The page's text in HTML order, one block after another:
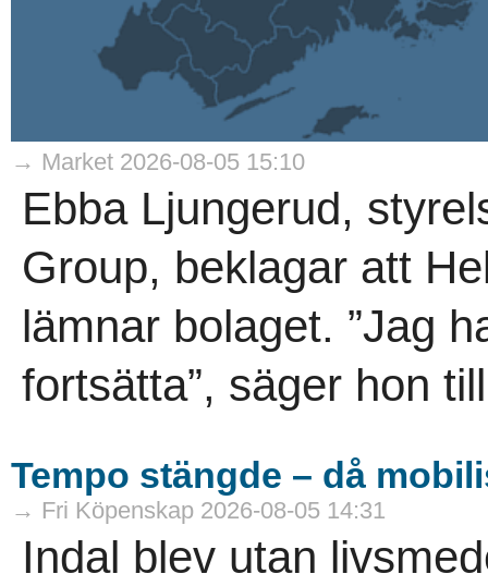
→ Market 2026-08-05 15:10
Ebba Ljungerud,
Group, beklagar att
lämnar bolaget. ”Jag
fortsätta”, säger hon
Tempo stängde – då
→ Fri Köpenskap 2026-08-05 14:31
Indal blev utan